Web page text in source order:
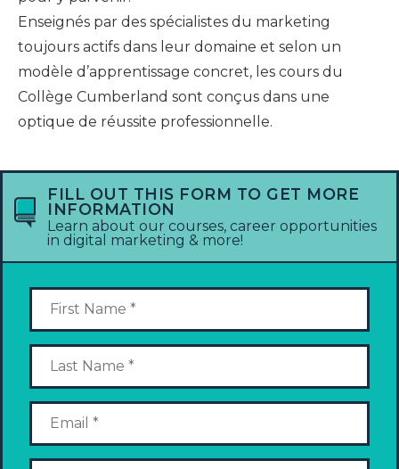
Enseignés par des spécialistes du marketing
toujours actifs dans leur domaine et selon un
modèle d’apprentissage concret, les cours du
Collège Cumberland sont conçus dans une
optique de réussite professionnelle.
FILL OUT THIS FORM TO GET MORE
INFORMATION
Learn about our courses, career opportunities
in digital marketing & more!